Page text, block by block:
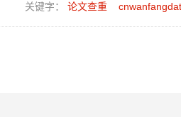
关键字： 论文查重